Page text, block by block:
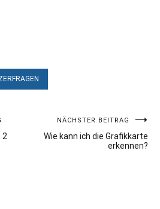
2
NÄCHSTER BEITRAG
Wie kann ich die Grafikkarte
erkennen?